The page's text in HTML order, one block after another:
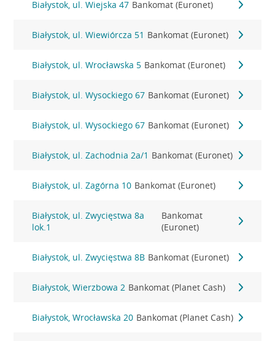
Białystok, ul. Wiejska 47 Bankomat (Euronet)
Białystok, ul. Wiewiórcza 51 Bankomat (Euronet)
Białystok, ul. Wrocławska 5 Bankomat (Euronet)
Białystok, ul. Wysockiego 67 Bankomat (Euronet)
Białystok, ul. Wysockiego 67 Bankomat (Euronet)
Białystok, ul. Zachodnia 2a/1 Bankomat (Euronet)
Białystok, ul. Zagórna 10 Bankomat (Euronet)
Białystok, ul. Zwycięstwa 8a
lok.1
Bankomat
(Euronet)
Białystok, ul. Zwycięstwa 8B Bankomat (Euronet)
Białystok, Wierzbowa 2 Bankomat (Planet Cash)
Białystok, Wrocławska 20 Bankomat (Planet Cash)